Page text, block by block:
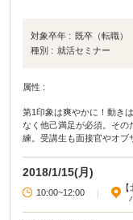
対象卒年 : 既卒（転職）
種別 : 就活セミナー
属性 :
第1印象は爽やかに！動き
なく他己満足が必須。その
練。受講生も面接官やオブ
2018/1/15(月)
10:00~12:00 |